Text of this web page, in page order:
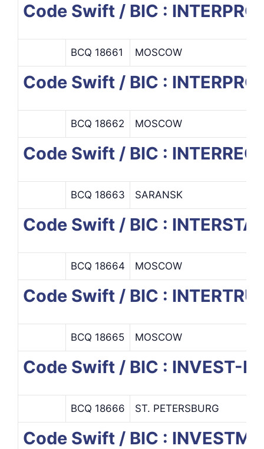
Code Swift / BIC :
BCQ 18661 MOSCOW
Code Swift / BIC :
BCQ 18662 MOSCOW
Code Swift / BIC :
BCQ 18663 SARANSK
Code Swift / BIC :
BCQ 18664 MOSCOW
Code Swift / BIC :
BCQ 18665 MOSCOW
Code Swift / BIC : INVEST-
BCQ 18666 ST. PETERSBURG
Code Swift / BIC :